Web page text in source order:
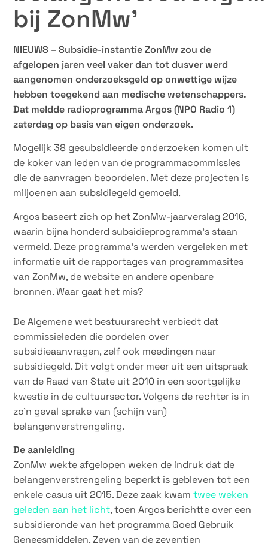
bij ZonMw’
NIEUWS – Subsidie-instantie ZonMw zou de
afgelopen jaren veel vaker dan tot dusver werd
aangenomen onderzoeksgeld op onwettige wijze
hebben toegekend aan medische wetenschappers.
Dat meldde radioprogramma Argos (NPO Radio 1)
zaterdag op basis van eigen onderzoek.
Mogelijk 38 gesubsidieerde onderzoeken komen uit
de koker van leden van de programmacommissies
die de aanvragen beoordelen. Met deze projecten is
miljoenen aan subsidiegeld gemoeid.
Argos baseert zich op het ZonMw-jaarverslag 2016,
waarin bijna honderd subsidieprogramma’s staan
vermeld. Deze programma’s werden vergeleken met
informatie uit de rapportages van programmasites
van ZonMw, de website en andere openbare
bronnen. Waar gaat het mis?
De Algemene wet bestuursrecht verbiedt dat
commissieleden die oordelen over
subsidieaanvragen, zelf ook meedingen naar
subsidiegeld. Dit volgt onder meer uit een uitspraak
van de Raad van State uit 2010 in een soortgelijke
kwestie in de cultuursector. Volgens de rechter is in
zo’n geval sprake van (schijn van)
belangenverstrengeling.
De aanleiding
ZonMw wekte afgelopen weken de indruk dat de
belangenverstrengeling beperkt is gebleven tot een
enkele casus uit 2015. Deze zaak kwamtwee weken
geleden aan het licht, toen Argos berichtte over een
subsidieronde van het programma Goed Gebruik
Geneesmiddelen. Zeven van de zeventien